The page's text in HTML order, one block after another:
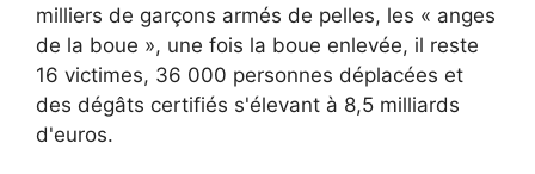
milliers de garçons armés de pelles, les « anges
de la boue », une fois la boue enlevée, il reste
16 victimes, 36 000 personnes déplacées et
des dégâts certifiés s'élevant à 8,5 milliards
d'euros.